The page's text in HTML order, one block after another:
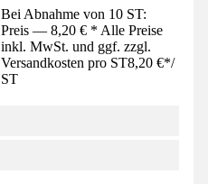
Bei Abnahme von 10 ST:
Preis — 8,20 € * Alle Preise
inkl. MwSt. und ggf. zzgl.
Versandkosten pro ST8,20 €*/
ST